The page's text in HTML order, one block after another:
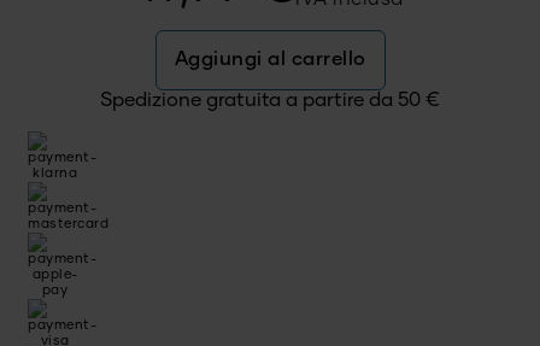
Aggiungi al carrello
Spedizione gratuita a partire da 50€